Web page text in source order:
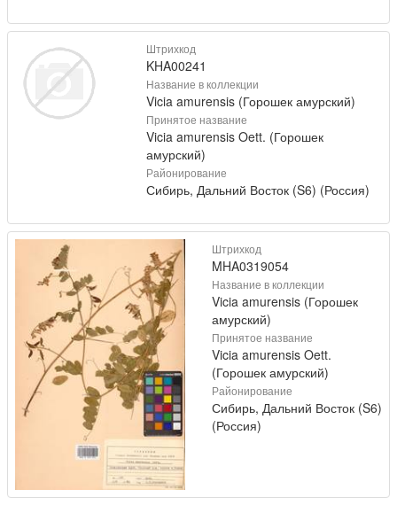
Штрихкод
KHA00241
Название в коллекции
Vicia amurensis (Горошек амурский)
Принятое название
Vicia amurensis Oett. (Горошек
амурский)
Районирование
Сибирь, Дальний Восток (S6) (Россия)
Штрихкод
MHA0319054
Название в коллекции
Vicia amurensis (Горошек
амурский)
Принятое название
Vicia amurensis Oett.
(Горошек амурский)
Районирование
Сибирь, Дальний Восток (S6)
(Россия)